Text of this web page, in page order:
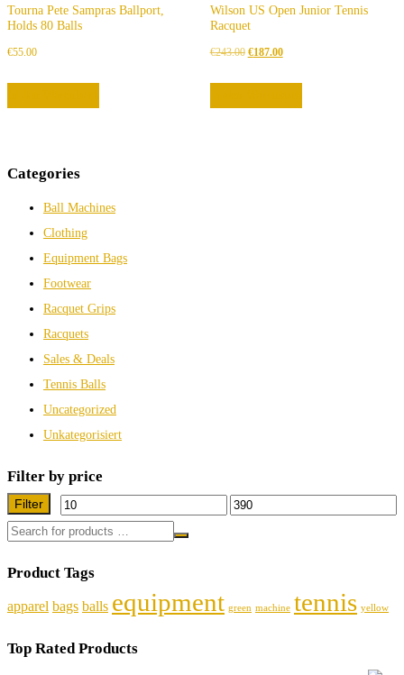
Tourna Pete Sampras Ballport,
Holds 80 Balls
€55.00
Wilson US Open Junior Tennis
Racquet
€243.00 Ursprünglicher
€187.00Aktueller
Categories
Ball Machines
Clothing
Equipment Bags
Footwear
Racquet Grips
Racquets
Sales & Deals
Tennis Balls
Uncategorized
Unkategorisiert
Filter by price
Min.
Preis
Max.
Filter
Product Tags
apparel bags balls equipment green machine tennis yellow
Top Rated Products